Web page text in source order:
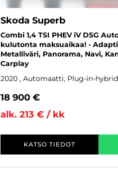
Skoda Superb
Combi 1,4 TSI PHEV iV DSG
kulutonta maksuaikaa! -
Metalliväri, Panorama, Navi,
Carplay
2020 , Automaatti, Plug-in-
18 900 €
alk. 213 € / kk
KATSO TIEDOT